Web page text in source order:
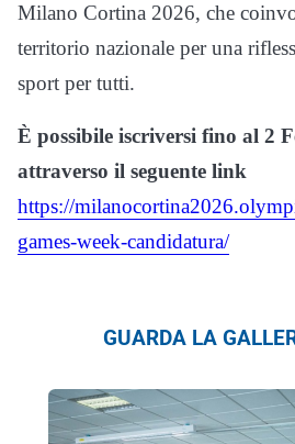
Milano Cortina 2026, che
territorio nazionale per una
sport per tutti.
È possibile iscriversi fino al 2
attraverso il seguente link
https://
games-week-candidatura/
GUARDA LA